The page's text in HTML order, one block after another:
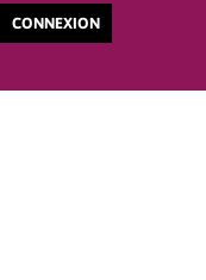
CONNEXION